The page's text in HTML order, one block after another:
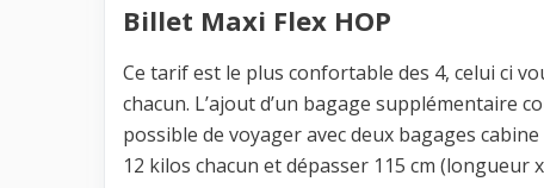
Billet Maxi Flex HOP
Ce tarif est le plus confortable des 4, celui ci
chacun. L’ajout d’un bagage supplémentaire
possible de voyager avec deux bagages
12 kilos chacun et dépasser 115 cm